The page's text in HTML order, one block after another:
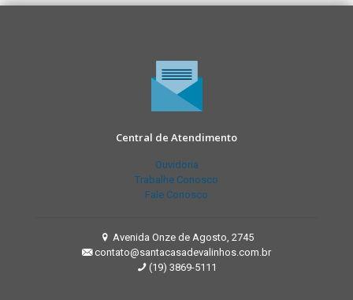
Central de Atendimento
Ouvidoria
Trabalhe Conosco
Fale Conosco
Avenida Onze de Agosto, 2745
contato@santacasadevalinhos.com.br
(19) 3869-5111